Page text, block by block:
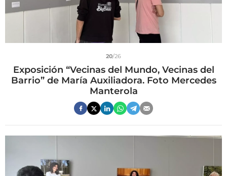
20/26
Exposición “Vecinas del Mundo, Vecinas del
Barrio” de María Auxiliadora. Foto Mercedes
Manterola